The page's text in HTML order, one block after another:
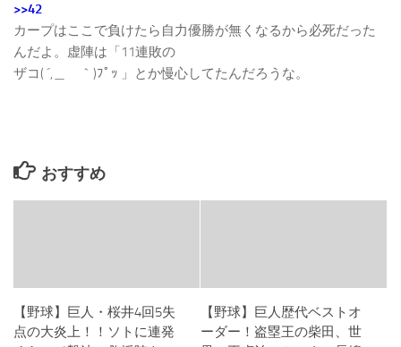
>>42
カープはここで負けたら自力優勝が無くなるから必死だった
んだよ。虚陣は「11連敗の
ザコ( ´,＿ゝ｀)ﾌﾟｯ 」とか慢心してたんだろうな。
おすすめ
【野球】巨人・桜井4回5失
点の大炎上！！ソトに連発
【野球】巨人歴代ベストオ
ーダー！盗塁王の柴田、世